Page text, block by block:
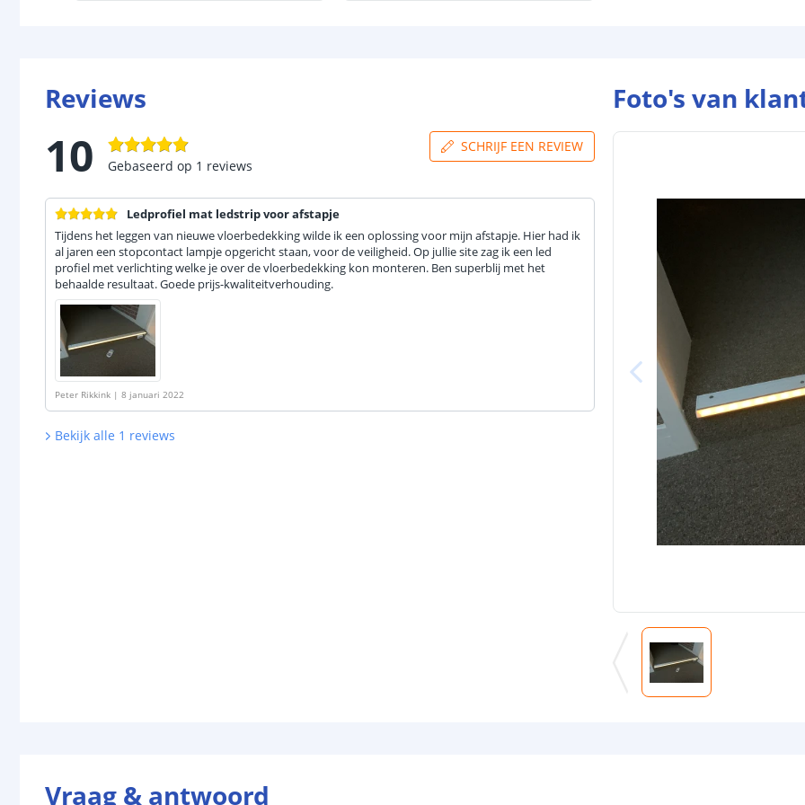
Reviews
10 Gebaseerd op 1 reviews
SCHRIJF EEN REVIEW
Ledprofiel mat ledstrip voor afstapje
Tijdens het leggen van nieuwe vloerbedekking wilde ik een oplossing voor mijn afstapje. Hier had ik
al jaren een stopcontact lampje opgericht staan, voor de veiligheid. Op jullie site zag ik een led
profiel met verlichting welke je over de vloerbedekking kon monteren. Ben superblij met het
behaalde resultaat. Goede prijs-kwaliteitverhouding.
Peter Rikkink | 8 januari 2022
Bekijk alle 1 reviews
Foto's van
Vraag & antwoord